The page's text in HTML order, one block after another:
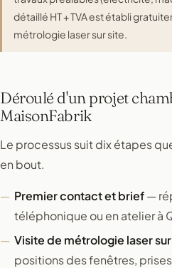
détaillé HT + TVA est établi
métrologie laser sur site.
Déroulé d'un projet
MaisonFabrik
Le processus suit dix étapes
en bout.
Premier contact et brief—
téléphonique ou en atelier à
Visite de métrologie laser
positions des fenêtres,